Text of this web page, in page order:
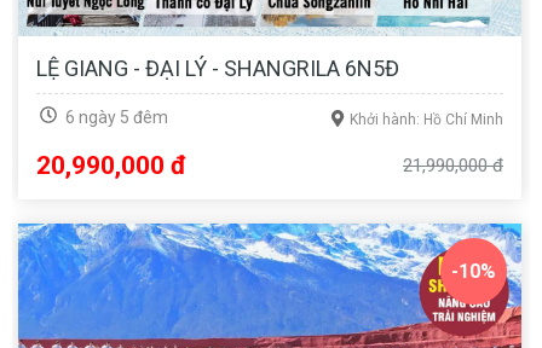
LỆ GIANG - ĐẠI LÝ - SHANGRILA 6N5Đ
6 ngày 5 đêm Khởi hành: Hồ Chí Minh
20,990,000 đ 21,990,000 đ
-10%